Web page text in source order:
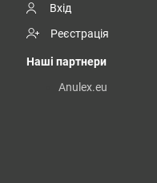
Вхід
Реєстрація
Наші партнери
Anulex.eu